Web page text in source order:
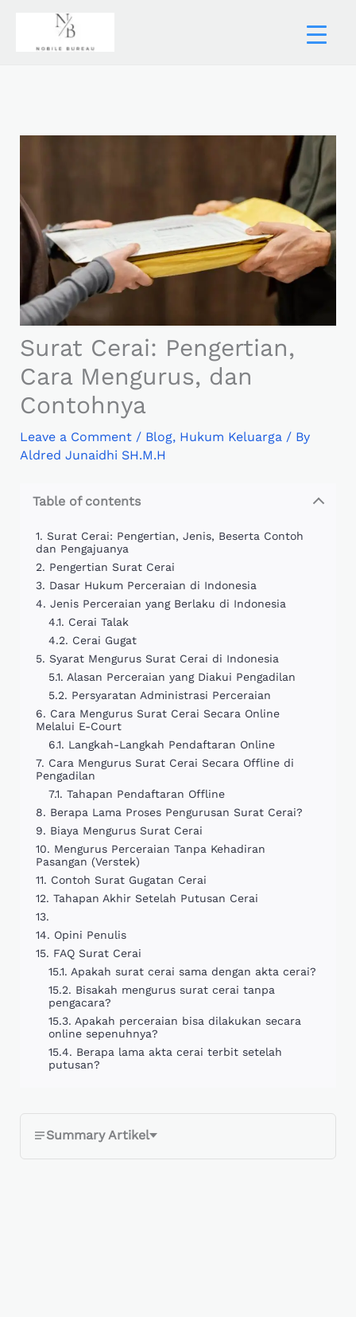
Surat Cerai: Pengertian,
Cara Mengurus, dan
Contohnya
Leave a Comment / Blog, Hukum Keluarga/ By
Aldred Junaidhi SH.M.H
Table of contents
Surat Cerai: Pengertian, Jenis, Beserta Contoh
dan Pengajuanya
Pengertian Surat Cerai
Dasar Hukum Perceraian di Indonesia
Jenis Perceraian yang Berlaku di Indonesia
Cerai Talak
Cerai Gugat
Syarat Mengurus Surat Cerai di Indonesia
Alasan Perceraian yang Diakui Pengadilan
Persyaratan Administrasi Perceraian
Cara Mengurus Surat Cerai Secara Online
Melalui E-Court
Langkah-Langkah Pendaftaran Online
Cara Mengurus Surat Cerai Secara Offline di
Pengadilan
Tahapan Pendaftaran Offline
Berapa Lama Proses Pengurusan Surat Cerai?
Biaya Mengurus Surat Cerai
Mengurus Perceraian Tanpa Kehadiran
Pasangan (Verstek)
Contoh Surat Gugatan Cerai
Tahapan Akhir Setelah Putusan Cerai
Opini Penulis
FAQ Surat Cerai
Apakah surat cerai sama dengan akta cerai?
Bisakah mengurus surat cerai tanpa
pengacara?
Apakah perceraian bisa dilakukan secara
online sepenuhnya?
Berapa lama akta cerai terbit setelah
putusan?
Summary Artikel